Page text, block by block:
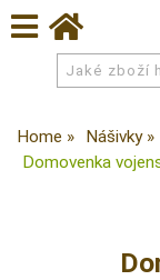
Home Nášivky
Domovenka